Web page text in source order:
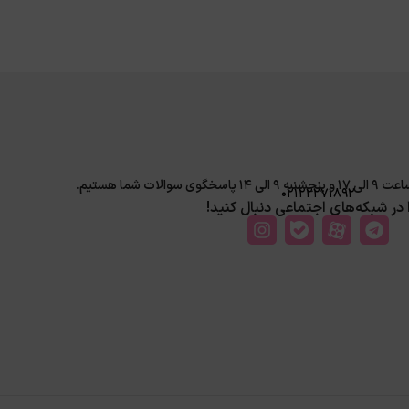
در شبکه‌های اجتماعی دنبال کنید!
02122271892 شما هستیم.